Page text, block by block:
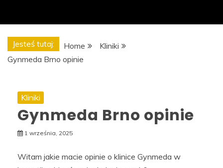
Jesteś tutaj: Home
Kliniki
Gynmeda Brno opinie
Kliniki
Gynmeda Brno opinie
1 września, 2025
Witam jakie macie opinie o klinice Gynmeda w